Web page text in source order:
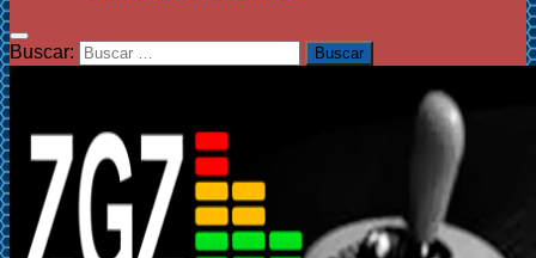
Buscar: